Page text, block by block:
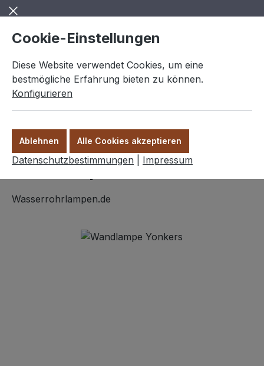
Zum Hauptinhalt springen
Wandlampen
Wandlampe "Yonkers"
Wasserrohrlampen.de
Bildergalerie überspringen
Cookie-Einstellungen
Diese Website verwendet Cookies, um eine
bestmögliche Erfahrung bieten zu können.
Konfigurieren
Ablehnen Alle Cookies akzeptieren
Datenschutzbestimmungen Impressum